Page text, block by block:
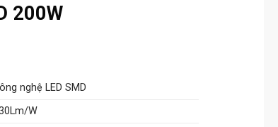
200W
nghệ LED SMD
W